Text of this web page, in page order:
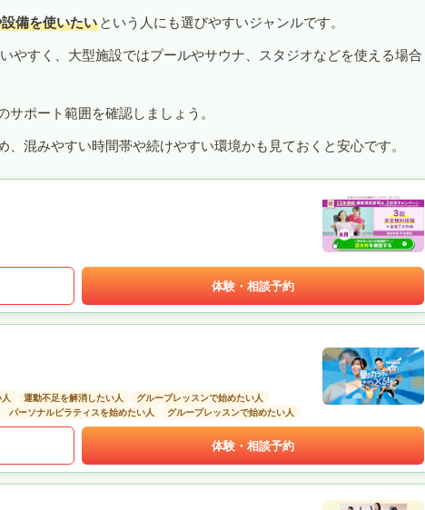
備を使いたい という人にも選びやすいジャンルです。
やすく、大型施設ではプールやサウナ、スタジオなどを使える場合
ポート範囲を確認しましょう。
混みやすい時間帯や続けやすい環境かも見ておくと安心です。
体験・相談予約
運動不足を解消したい人
グループレッスンで始めたい人
パーソナルピラティスを始めたい人 グループレッスンで始めたい人
体験・相談予約